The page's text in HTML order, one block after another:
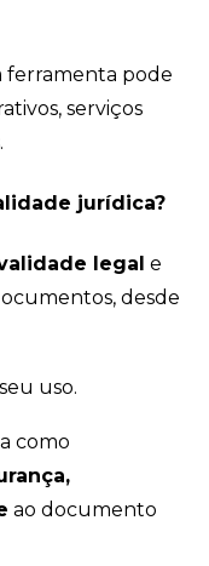
ferramenta pode
serviços
jurídica?
legal e
desde
uso.
como
ao documento